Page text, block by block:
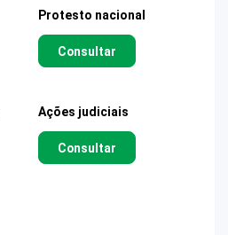
Protesto nacional
Consultar
Ações judiciais
Consultar